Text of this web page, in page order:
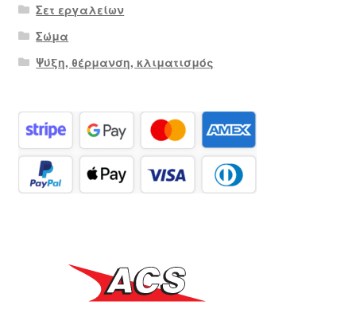
Σετ εργαλείων
Σώμα
Ψύξη, θέρμανση, κλιματισμός